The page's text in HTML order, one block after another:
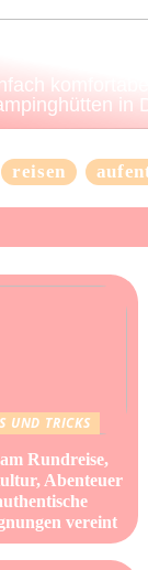
komfortabel:
in
reisen
UND TRICKS
Rundreise,
Abenteuer
vereint